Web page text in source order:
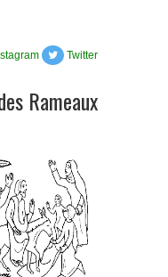
Twitter
Rameaux